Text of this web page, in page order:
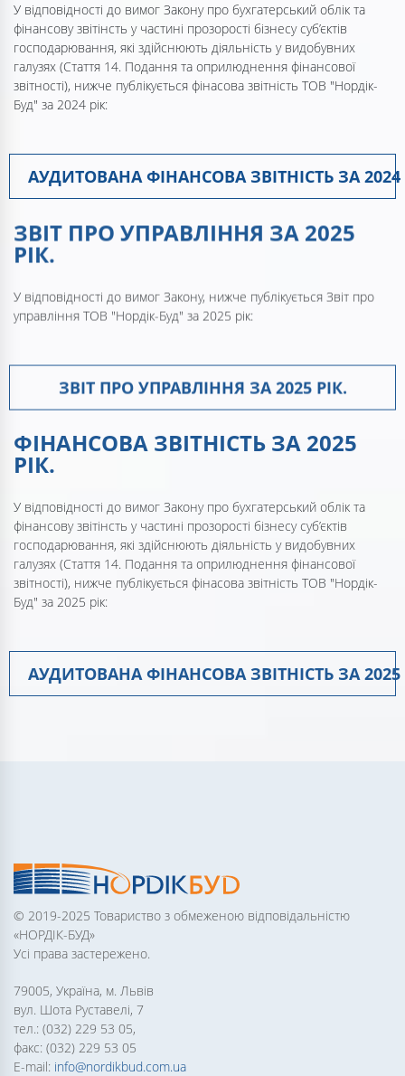
У відповідності до вимог Закону про бухгатерський облік та
фінансову звітінсть у частині прозорості бізнесу суб’єктів
господарювання, які здійснюють діяльність у видобувних
галузях (Стаття 14. Подання та оприлюднення фінансової
звітності), нижче публікується фінасова звітність ТОВ "Нордік-
Буд" за 2024 рік:
АУДИТОВАНА ФІНАНСОВА ЗВІТНІСТЬ ЗА 2024
ЗВІТ ПРО УПРАВЛІННЯ ЗА 2025
РІК.
У відповідності до вимог Закону, нижче публікується Звіт про
управління ТОВ "Нордік-Буд" за 2025 рік:
ЗВІТ ПРО УПРАВЛІННЯ ЗА 2025 РІК.
ФІНАНСОВА ЗВІТНІСТЬ ЗА 2025
РІК.
У відповідності до вимог Закону про бухгатерський облік та
фінансову звітінсть у частині прозорості бізнесу суб’єктів
господарювання, які здійснюють діяльність у видобувних
галузях (Стаття 14. Подання та оприлюднення фінансової
звітності), нижче публікується фінасова звітність ТОВ "Нордік-
Буд" за 2025 рік:
АУДИТОВАНА ФІНАНСОВА ЗВІТНІСТЬ ЗА 2025
© 2019-2025 Товариство з обмеженою відповідальністю
«НОРДІК-БУД»
Усі права застережено.
79005, Україна, м. Львів
вул. Шота Руставелі, 7
тел.: (032) 229 53 05,
факс: (032) 229 53 05
E-mail: info@nordikbud.com.ua